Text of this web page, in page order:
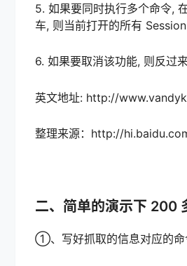
5. 如果要同时执行多个命令,
车, 则当前打开的所有
6. 如果要取消该功能, 则反过
英文地址: http://
整理来源：http://
二、简单的演示下 200
①、写好抓取的信息对应的命